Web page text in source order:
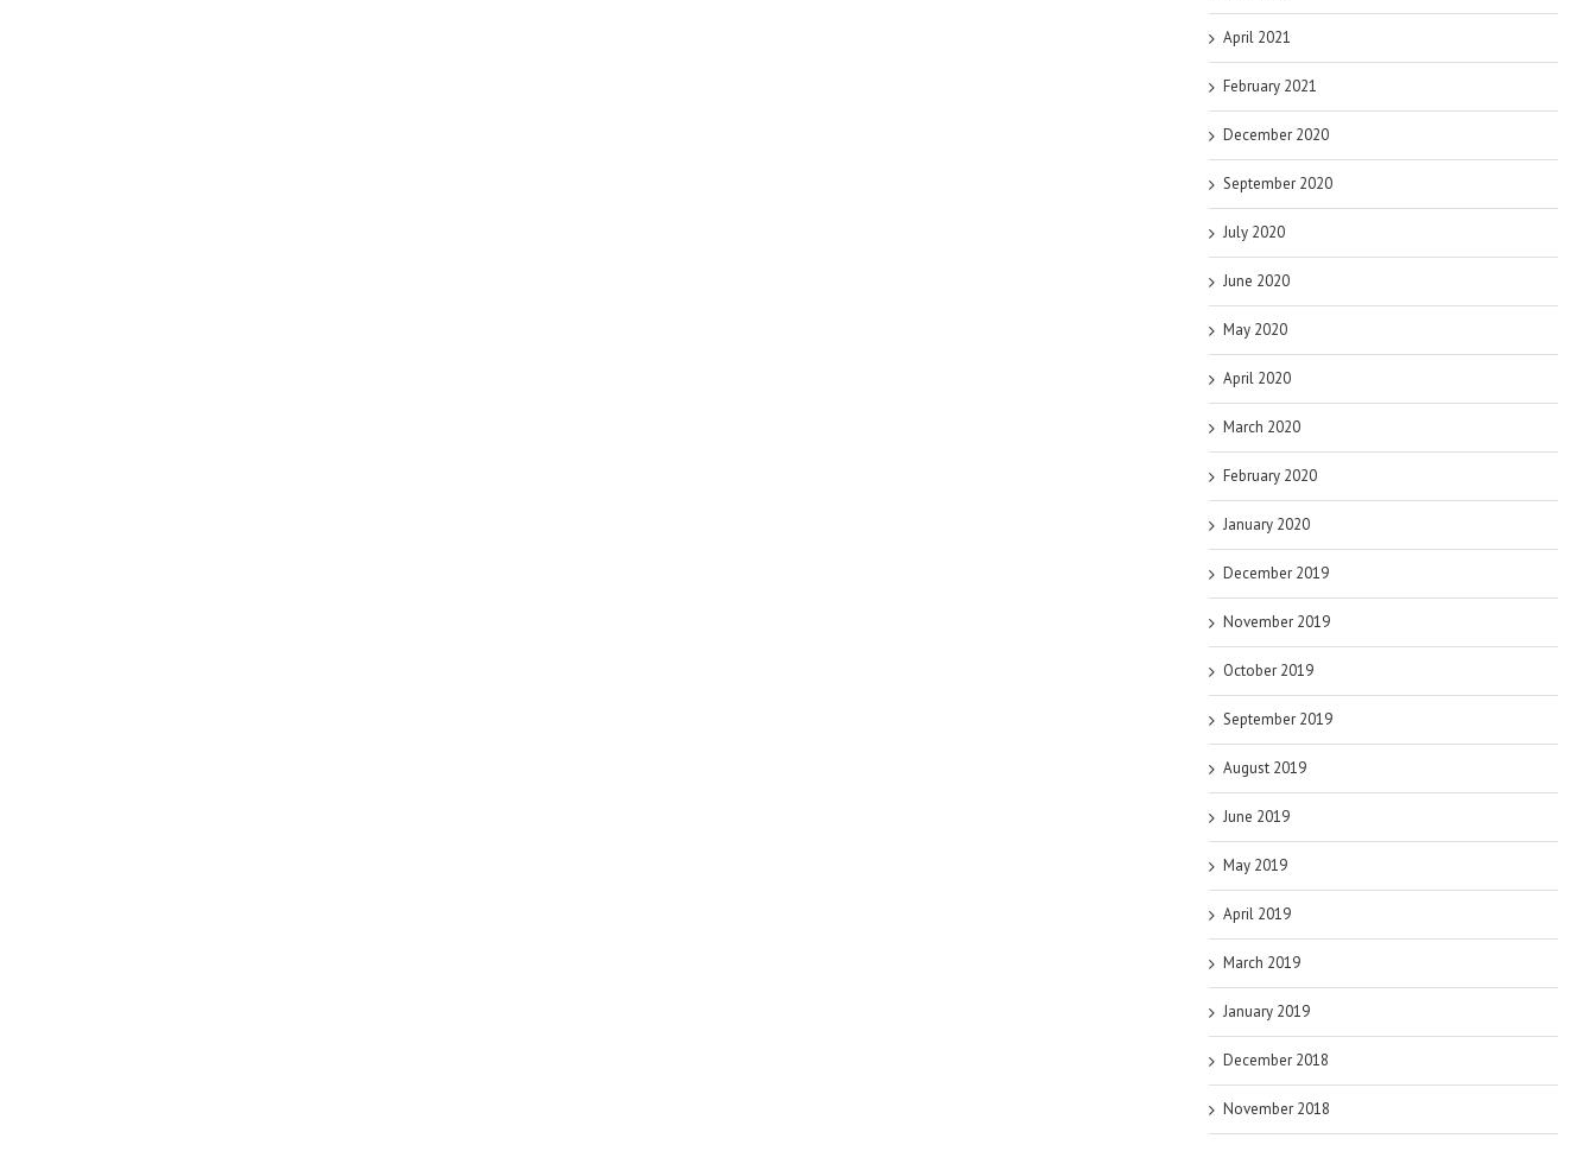
April 2021
February 2021
December 2020
September 2020
July 2020
June 2020
May 2020
April 2020
March 2020
February 2020
January 2020
December 2019
November 2019
October 2019
September 2019
August 2019
June 2019
May 2019
April 2019
March 2019
January 2019
December 2018
November 2018